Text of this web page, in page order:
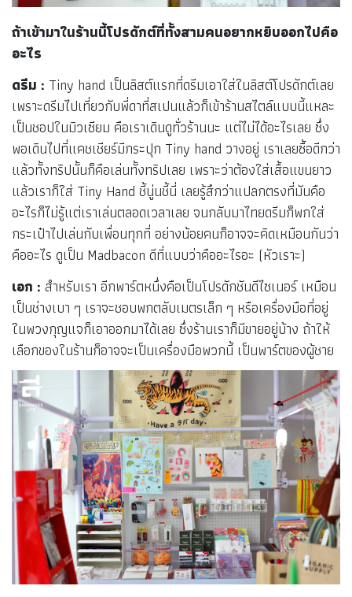
ถ้าเข้ามาในร้านนี้โปรดักต์ที่ทั้งสามคนอยากหยิบออกไปคือ
อะไร
ดรีม : Tiny hand เป็นลิสต์แรกที่ดรีมเอาใส่ในลิสต์โปรดักต์เลย
เพราะดรีมไปเที่ยวกับพี่ดาที่สเปนแล้วก็เข้าร้านสไตล์แบบนี้แหละ
เป็นชอปในมิวเซียม คือเราเดินดูทั่วร้านนะ แต่ไม่ได้อะไรเลย ซึ่ง
พอเดินไปที่แคชเชียร์มีกระปุก Tiny hand วางอยู่ เราเลยซื้อดีกว่า
แล้วทั้งทริปนั้นก็คือเล่นทั้งทริปเลย เพราะว่าต้องใส่เสื้อแขนยาว
แล้วเราก็ใส่ Tiny Hand ชี้นู่นชี้นี่ เลยรู้สึกว่าแปลกตรงที่มันคือ
อะไรก็ไม่รู้แต่เราเล่นตลอดเวลาเลย จนกลับมาไทยดรีมก็พกใส่
กระเป๋าไปเล่นกับเพื่อนทุกที่ อย่างน้อยคนก็อาจจะคิดเหมือนกันว่า
คืออะไร ดูเป็น Madbacon ดีที่แบบว่าคืออะไรอะ (หัวเราะ)
เอก : สำหรับเรา อีกพาร์ตหนึ่งคือเป็นโปรดักชันดีไซเนอร์ เหมือน
เป็นช่างเบา ๆ เราจะชอบพกตลับเมตรเล็ก ๆ หรือเครื่องมือที่อยู่
ในพวงกุญแจก็เอาออกมาได้เลย ซึ่งร้านเราก็มีขายอยู่บ้าง ถ้าให้
เลือกของในร้านก็อาจจะเป็นเครื่องมือพวกนี้ เป็นพาร์ตของผู้ชาย